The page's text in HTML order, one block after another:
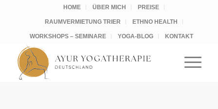
HOME ÜBER MICH PREISE
RAUMVERMIETUNG TRIER ETHNO HEALTH
WORKSHOPS – SEMINARE YOGA-BLOG KONTAKT